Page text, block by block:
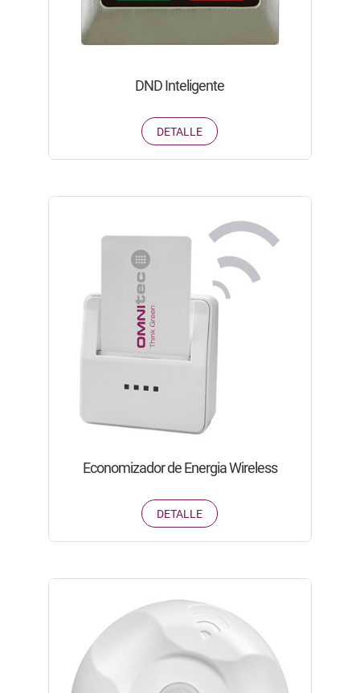
DND Inteligente
DETALLE
Economizador de Energia Wireless
DETALLE